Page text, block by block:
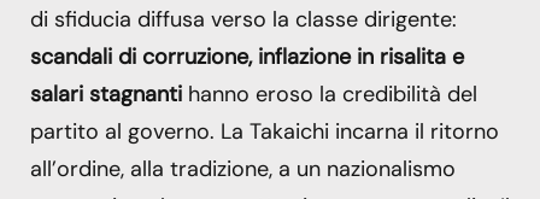
di sfiducia diffusa verso la classe dirigente:
scandali di corruzione, inflazione in risalita e
salari stagnanti hanno eroso la credibilità del
partito al governo. La Takaichi incarna il ritorno
all’ordine, alla tradizione, a un nazionalismo